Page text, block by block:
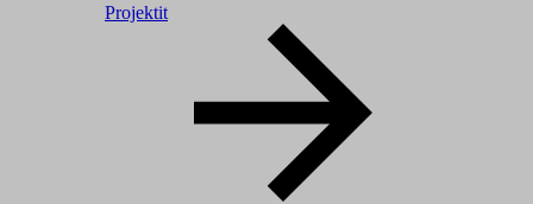
Projektit